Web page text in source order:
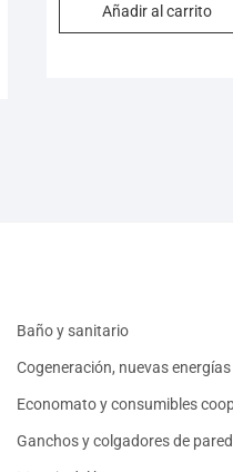
Añadir al carrito
Baño y sanitario
Cogeneración, nuevas
Economato y consumibles
Ganchos y colgadores de pared